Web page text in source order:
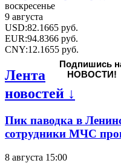
воскресенье
9 августа
USD:82.1665 руб.
EUR:94.8366 руб.
CNY:12.1655 руб.
Подпишись
НОВОСТИ!
Лента
новостей ↓
Пик паводка в
сотрудники МЧС
8 августа 15:00